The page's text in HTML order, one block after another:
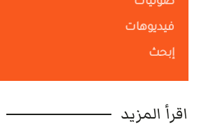
فيديوهات
إبحث
اقرأ المزيد